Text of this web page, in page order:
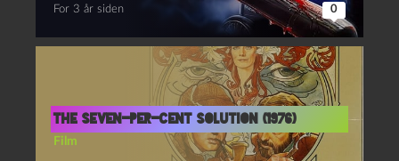
For 3 år siden 0
The seven-per-cent solution (1976)
Film